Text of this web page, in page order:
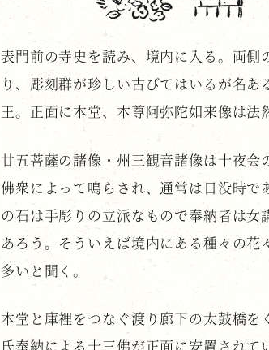
表門前の寺史を読み、境内に入る。両
り、彫刻群が珍しい古びてはいるが名
王。正面に本堂、本尊阿弥陀如来像は法
廿五菩薩の諸像・州三観音諸像は十夜
佛衆によって鳴らされ、通常は日没時
の石は手彫りの立派なもので奉納者は
あろう。そういえば境内にある種々の
多いと聞く。
本堂と庫裡をつなぐ渡り廊下の太鼓橋
氏奉納による十三佛が正面に安置され